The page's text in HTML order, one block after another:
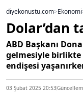
diyekonustu.com>Ekonomi
Dolar’dan
ABD Başkanı
gelmesiyle birlikte
endişesi
03 Şubat 2025 20:53